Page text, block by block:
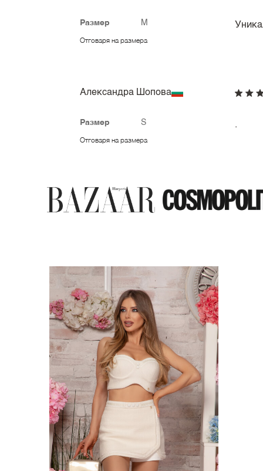
Размер M
Отговаря на размера
Александра Шопова
Размер S
Отговаря на размера
.